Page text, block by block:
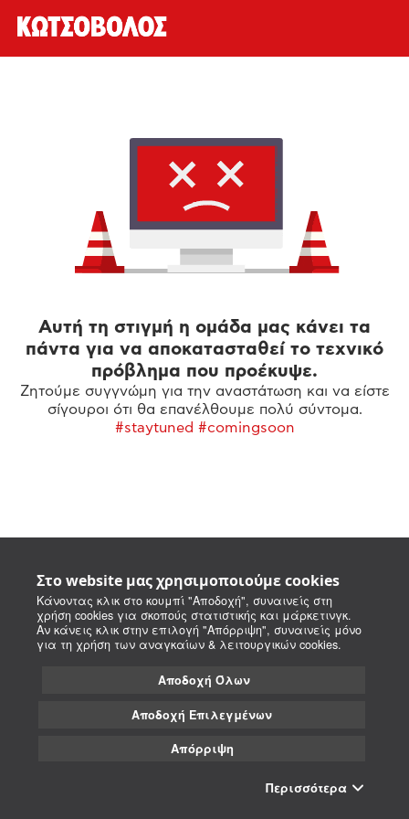
Στο website μας χρησιμοποιούμε cookies
Κάνοντας κλικ στο κουμπί "Αποδοχή", συναινείς στη
χρήση cookies για σκοπούς στατιστικής και μάρκετινγκ.
Αν κάνεις κλικ στην επιλογή "Απόρριψη", συναινείς μόνο
για τη χρήση των αναγκαίων & λειτουργικών cookies.
Αποδοχή Όλων
Αποδοχή Επιλεγμένων
Απόρριψη
Περισσότερα
Αυτή τη στιγμή η ομάδα μας κάνει τα
πάντα για να αποκατασταθεί το τεχνικό
πρόβλημα που προέκυψε.
Ζητούμε συγγνώμη για την αναστάτωση και να είστε
σίγουροι ότι θα επανέλθουμε πολύ σύντομα.
#staytuned #comingsoon